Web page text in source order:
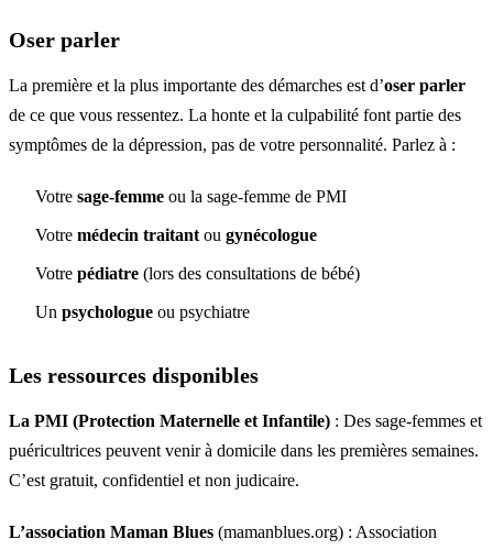
Oser parler
La première et la plus importante des démarches est d’oser parler
de ce que vous ressentez. La honte et la culpabilité font partie des
symptômes de la dépression, pas de votre personnalité. Parlez à :
Votre sage-femme ou la sage-femme de PMI
Votre médecin traitant ou gynécologue
Votre pédiatre (lors des consultations de bébé)
Un psychologue ou psychiatre
Les ressources disponibles
La PMI (Protection Maternelle et Infantile) : Des sage-femmes et
puéricultrices peuvent venir à domicile dans les premières semaines.
C’est gratuit, confidentiel et non judicaire.
L’association Maman Blues (mamanblues.org) : Association